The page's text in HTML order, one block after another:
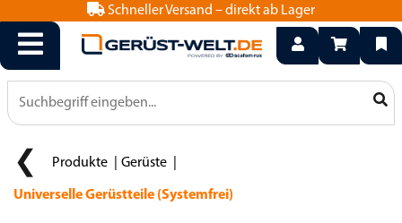
Schneller Versand – direkt ab Lager
0800 15 50 550
info@geruest-welt.de
Produkte Gerüste
Universelle Gerüstteile (Systemfrei)